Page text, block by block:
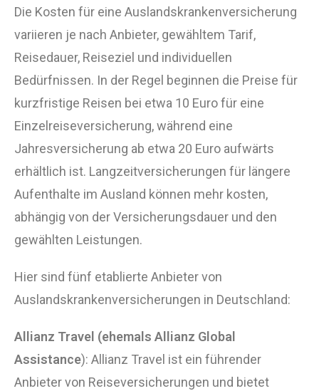
Die Kosten für eine Auslandskrankenversicherung
variieren je nach Anbieter, gewähltem Tarif,
Reisedauer, Reiseziel und individuellen
Bedürfnissen. In der Regel beginnen die Preise für
kurzfristige Reisen bei etwa 10 Euro für eine
Einzelreiseversicherung, während eine
Jahresversicherung ab etwa 20 Euro aufwärts
erhältlich ist. Langzeitversicherungen für längere
Aufenthalte im Ausland können mehr kosten,
abhängig von der Versicherungsdauer und den
gewählten Leistungen.
Hier sind fünf etablierte Anbieter von
Auslandskrankenversicherungen in Deutschland:
Allianz Travel (ehemals Allianz Global
Assistance): Allianz Travel ist ein führender
Anbieter von Reiseversicherungen und bietet